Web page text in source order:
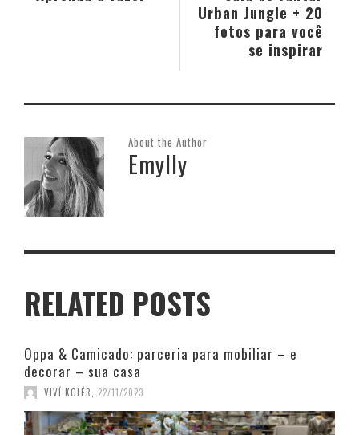
Urban Jungle + 20
fotos para você
se inspirar
About the Author
Emylly
RELATED POSTS
Oppa & Camicado: parceria para mobiliar – e
decorar – sua casa
VIVÍ KOLÉR 22/11/2023